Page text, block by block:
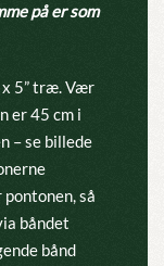
på er som
x 5” træ. Vær
er 45 cm i
– se billede
så
båndet
bånd